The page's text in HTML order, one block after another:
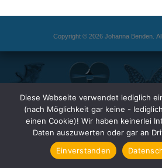
Copyright © 2026 Johanna Benden.
Diese Webseite verwendet lediglich
(nach Möglichkeit gar keine -
einen Cookie)! Wir haben keinerlei
Daten auszuwerten oder gar an
Einverstanden